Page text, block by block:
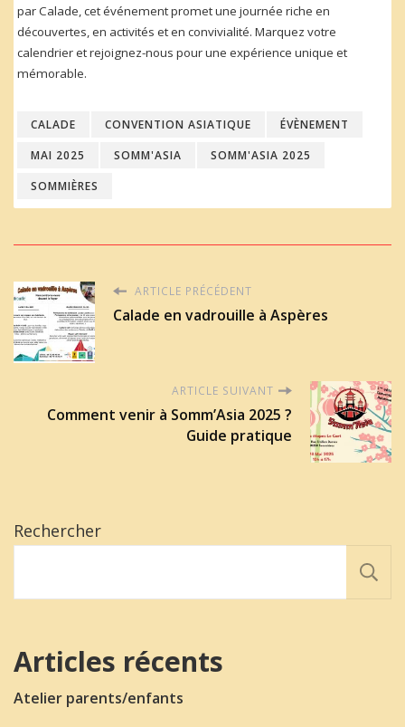
par Calade, cet événement promet une journée riche en
découvertes, en activités et en convivialité. Marquez votre
calendrier et rejoignez-nous pour une expérience unique et
mémorable.
CALADE CONVENTION ASIATIQUE
ÉVÈNEMENT
MAI 2025
SOMM'ASIA
SOMM'ASIA 2025
SOMMIÈRES
ARTICLE PRÉCÉDENT
Calade en vadrouille à Aspères
ARTICLE SUIVANT
Comment venir à Somm’Asia 2025 ?
Guide pratique
Rechercher
Articles récents
Atelier parents/enfants